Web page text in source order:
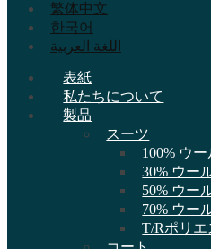
繁体中文
한국어
اللغة العربية
表紙
私たちについて
製品
スーツ
100% ウ
30% ウー
50% ウー
70% ウー
T/Rポリ